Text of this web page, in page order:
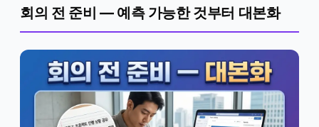
회의 전 준비 — 예측 가능한 것부터 대본화